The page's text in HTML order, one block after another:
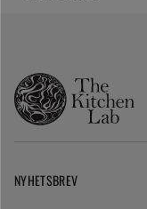
NYHETSBREV